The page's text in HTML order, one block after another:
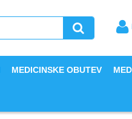
MEDICINSKE OBUTEV